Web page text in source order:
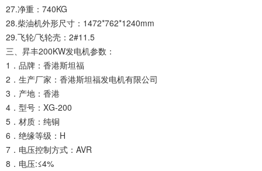
27.净重：740KG
28.柴油机外形尺寸：1472*762*1240mm
29.飞轮/飞轮壳：2#11.5
三、昇丰200KW发电机参数：
1．品牌：香港斯坦福
2．生产厂家：香港斯坦福发电机有限公司
3．产地：香港
4．型号：XG-200
5．材质：纯铜
6．绝缘等级：H
7．电压控制方式：AVR
8．电压:≤4%